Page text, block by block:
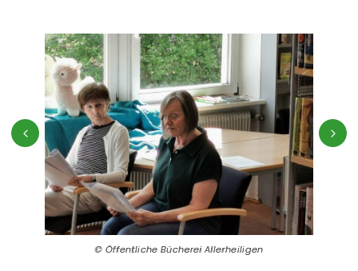
Öffentliche Bücherei Allerheiligen
Öffentliche Bücherei Allerheiligen